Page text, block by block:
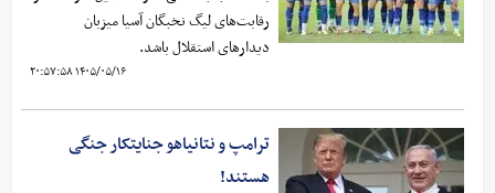
رقابت‌های لیگ نخبگان آسیا میزبان
دیدارهای استقلال باشد.
۱۴۰۵/۰۵/۱۶ ۲۰:۵۷:۵۸
ترامپ و نتانیاهو جنایتکار جنگی
هستند!